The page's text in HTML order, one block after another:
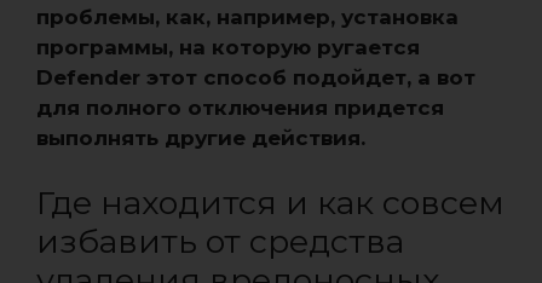
проблемы, как, например, установка
программы, на которую ругается
Defender этот способ подойдет, а вот
для полного отключения придется
выполнять другие действия.
Где находится и как совсем
избавить от средства